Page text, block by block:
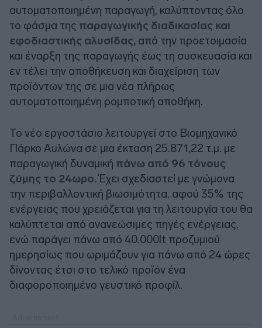
αυτοματοποιημένη παραγωγή, καλύπτοντας όλο
το φάσμα της παραγωγικής διαδικασίας και
εφοδιαστικής αλυσίδας, από την προετοιμασία
και έναρξη της παραγωγής έως τη συσκευασία και
εν τέλει την αποθήκευση και διαχείριση των
προϊόντων της σε μια νέα πλήρως
αυτοματοποιημένη ρομποτική αποθήκη.
Το νέο εργοστάσιο λειτουργεί στο Βιομηχανικό
Πάρκο Αυλώνα σε μια έκταση 25.871,22 τ.μ. με
παραγωγική δυναμική πάνω από 96 τόνους
ζύμης το 24ωρο.Έχει σχεδιαστεί με γνώμονα
την περιβαλλοντική βιωσιμότητα, αφού 35% της
ενέργειας που χρειάζεται για τη λειτουργία του θα
καλύπτεται από ανανεώσιμες πηγές ενέργειας,
ενώ παράγει πάνω από 40.000lt προζυμιού
ημερησίως που ωριμάζουν για πάνω από 24 ώρες
δίνοντας έτσι στο τελικό προϊόν ένα
διαφοροποιημένο γευστικό προφίλ.